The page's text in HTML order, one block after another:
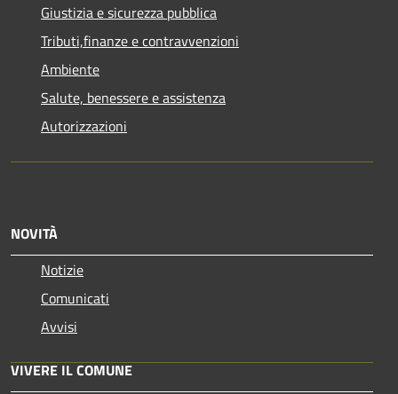
Giustizia e sicurezza pubblica
Tributi,finanze e contravvenzioni
Ambiente
Salute, benessere e assistenza
Autorizzazioni
NOVITÀ
Notizie
Comunicati
Avvisi
VIVERE IL COMUNE